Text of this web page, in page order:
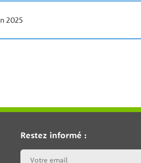
2025
Restez informé :